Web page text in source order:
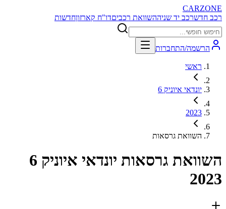
CARZONE
רכב חדשרכב יד שניההשוואת רכביםדו"ח קארזוןחדשות
הרשמה/התחברות
ראשי
יונדאי איוניק 6
2023
השוואת גרסאות
השוואת גרסאות
יונדאי איוניק 6
2023